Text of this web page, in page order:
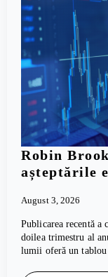
Robin
așteptările
August 3, 2026
Publicarea recentă
doilea trimestru al
lumii oferă un tablou